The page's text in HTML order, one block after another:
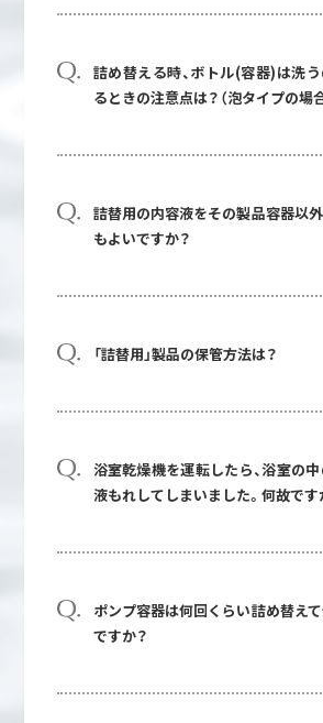
詰め替える時、ボトル(容器)は洗
るときの注意点は？（泡タイプの場
詰替用の内容液をその製品容器以
もよいですか？
「詰替用」製品の保管方法は？
浴室乾燥機を運転したら、浴室の
液もれしてしまいました。何故です
ポンプ容器は何回くらい詰め替え
ですか？